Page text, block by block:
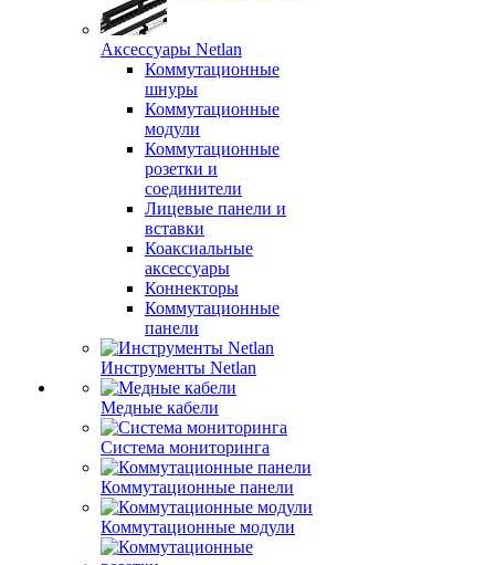
Аксессуары Netlan
Коммутационные
шнуры
Коммутационные
модули
Коммутационные
розетки и
соединители
Лицевые панели и
вставки
Коаксиальные
аксессуары
Коннекторы
Коммутационные
панели
Инструменты Netlan
Медные кабели
Система мониторинга
Коммутационные панели
Коммутационные модули